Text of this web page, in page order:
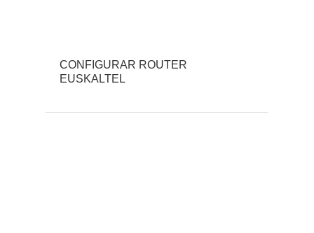
CONFIGURAR ROUTER
EUSKALTEL